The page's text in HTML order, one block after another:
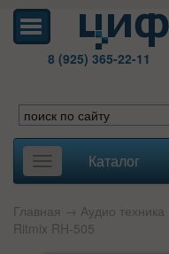
8 (925) 365-22-11
Toggle
navigation
Каталог
Главная → Аудио техника
Ritmix RH-505